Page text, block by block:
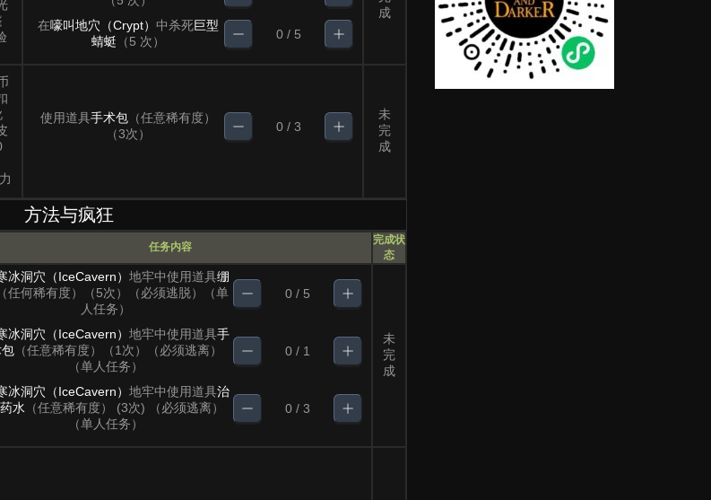
在嚎叫地穴（Crypt） 中杀死巨型
蜻蜓 （5 次） 0 / 5
成
使用道具手术包 （任意稀有度）
（3次）
0 / 3
未
完
成
方法与疯狂
任务内容
完成状
态
冰洞穴（IceCavern） 地牢中使用道具绷
（任何稀有度）（5次）（必须逃脱）（单
人任务）
0 / 5
冰洞穴（IceCavern） 地牢中使用道具手
（任意稀有度）（1次）（必须逃离）
（单人任务）
0 / 1
冰洞穴（IceCavern） 地牢中使用道具治
水 （任意稀有度） (3次) （必须逃离）
（单人任务）
0 / 3
未
完
成